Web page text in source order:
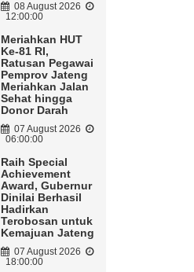
08 August 2026
12:00:00
Meriahkan HUT
Ke-81 RI,
Ratusan Pegawai
Pemprov Jateng
Meriahkan Jalan
Sehat hingga
Donor Darah
07 August 2026
06:00:00
Raih Special
Achievement
Award, Gubernur
Dinilai Berhasil
Hadirkan
Terobosan untuk
Kemajuan Jateng
07 August 2026
18:00:00